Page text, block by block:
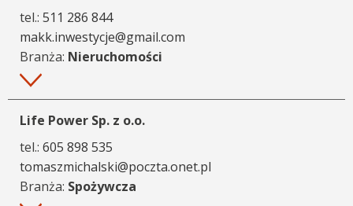
tel.: 511 286 844
makk.inwestycje@gmail.com
Branża: Nieruchomości
Więcej
Life Power Sp. z o.o.
tel.: 605 898 535
tomaszmichalski@poczta.onet.pl
Branża: Spożywcza